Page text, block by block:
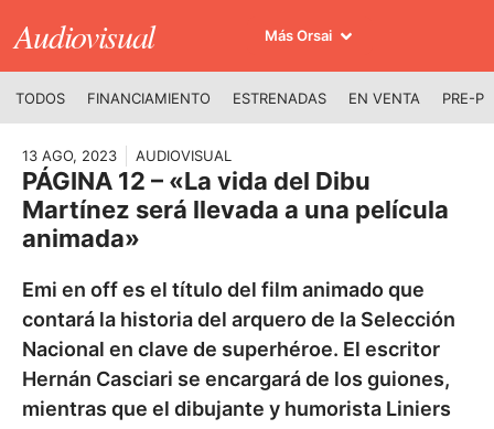
Audiovisual Más Orsai
TODOS FINANCIAMIENTO ESTRENADAS EN VENTA PRE-
13 AGO, 2023 AUDIOVISUAL
PÁGINA 12 – «La vida del Dibu
Martínez será llevada a una película
animada»
Emi en off es el título del film animado que
contará la historia del arquero de la Selección
Nacional en clave de superhéroe. El escritor
Hernán Casciari se encargará de los guiones,
mientras que el dibujante y humorista Liniers